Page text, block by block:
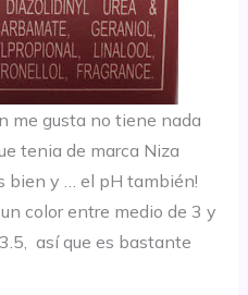
me gusta no tiene nada
tenia de marca Niza
bien y … el pH también!
color entre medio de 3 y
así que es bastante